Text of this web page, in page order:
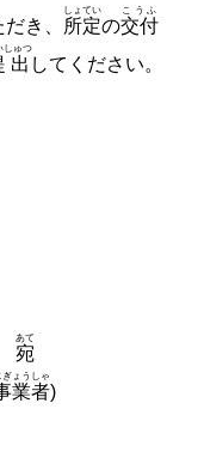
き、 所定
しょてい
の交付
こうふ
出
しゅつ
してください。
宛
あて
業者
ぎょうしゃ
)